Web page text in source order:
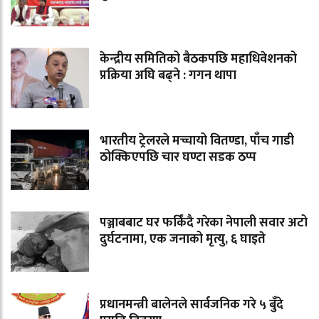
केन्द्रीय समितिको बैठकपछि महाधिवेशनको
प्रक्रिया अघि बढ्ने : गगन थापा
भारतीय ट्रेलरले मच्चायो वितण्डा, पाँच गाडी
ठोक्किएपछि चार घण्टा सडक ठप्प
पञ्जाबबाट घर फर्किंदै गरेका नेपाली सवार अटो
दुर्घटनामा, एक जनाको मृत्यु, ६ घाइते
प्रधानमन्त्री बालेनले सार्वजनिक गरे ५ बुँदे